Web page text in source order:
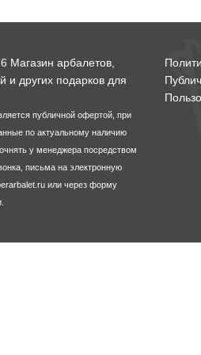
Магазин арбалетов,
и других подарков для
публичной офертой, при
по актуальному наличию
у менеджера посредством
письма на электронную
или через форму